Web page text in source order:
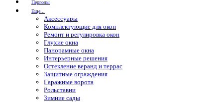
Перголы
Еще...
Аксессуары
Комплектующие для окон
Ремонт и регулировка окон
Глухие окна
Панорамные окна
Интерьерные решения
Остекление веранд и террас
Защитные ограждения
Гаражные ворота
Рольставни
Зимние сады